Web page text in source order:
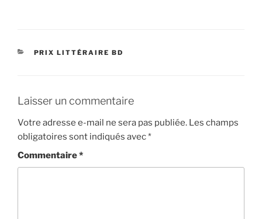
CATÉGORIES
PRIX LITTÉRAIRE BD
Laisser un commentaire
Votre adresse e-mail ne sera pas publiée. Les champs
obligatoires sont indiqués avec*
Commentaire*